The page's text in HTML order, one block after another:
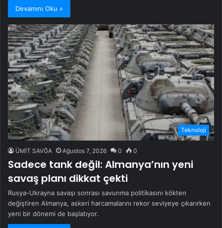
Devamını Oku »
Teknoloji
ÜMİT SAVĞA Ağustos 7, 2026 0 0
Sadece tank değil: Almanya’nın yeni
savaş planı dikkat çekti
Rusya-Ukrayna savaşı sonrası savunma politikasını kökten
değiştiren Almanya, askeri harcamalarını rekor seviyeye çıkarırken
yeni bir dönemi de başlatıyor.